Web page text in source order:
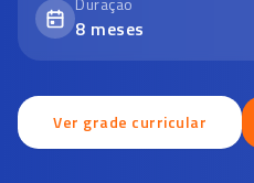
8 meses
Ver grade curricular